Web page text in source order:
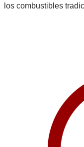
los combustibles